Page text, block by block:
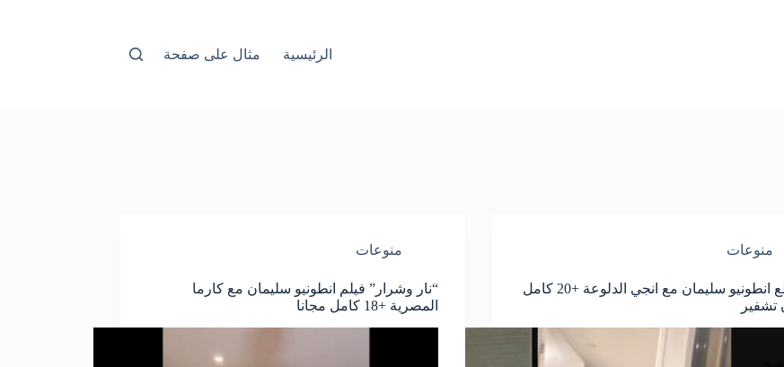
الرئيسية مثال على صفحة
منوعات
مقطع انطونيو سليمان مع انجي الدلوعة +20 كامل
تشفير
منوعات
“نار وشرار” فيلم انطونيو سليمان مع كارما
المصرية +18 كامل مجانا